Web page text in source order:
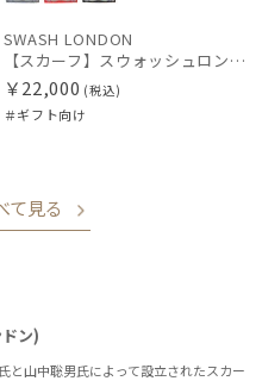
SWASH LONDON
【スカーフ】スウォッシュロンドン (SWASH LONDON) Travelling Troupe 88×88 シルク 日本製
￥22,000 (税込)
＃ギフト向け
て見る
ン)
と山中聡男氏によって設立されたスカー